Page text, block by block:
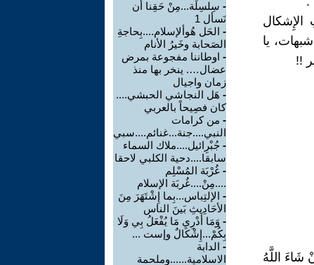
يا
!!
شَاءَ اللَّهُ
- سِلسِلَة...مِنْ حَقِنا أن
نَسأل 1
- الحَل هُوألإسلام....بِحاجةِ
الصَحابة وخَيرُ الأنام
- اوطاننا مفجوعة بمرض
عضال…. ينخر بها منذ
زمان واجيال
- هَل النجاشي الحبشي....
كان فصِيحاً بالعربي
- من كرامات
النبي....جنة...غنائم....سبي
- جُبْرِائيل....ملاك السماء
سابقا....دحية الكلبي لاحقا
- غُرْبَة المُسْلِم
....مِنْ....غُربَة الإسلام
- الإلتِباس...بِما إِشْتَهَرَ مِنَ
الأحَادِيثِ بَينَ الناس
- وَمَا أَدْرِي مَا يُفْعَلُ بِي وَلَا
بِكُمْ...إِشْكَالٌ وإست ...
- الدابة
الاسلامية......وملحمة